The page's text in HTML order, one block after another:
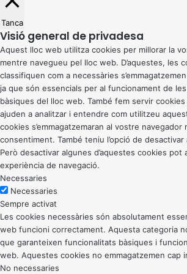
Tanca
Visió general de privadesa
Aquest lloc web utilitza cookies per millorar la
mentre navegueu pel lloc web. D’aquestes, les
classifiquen com a necessàries
ja que són essencials per al funcionament de
bàsiques del lloc web. També fem servir
ajuden a analitzar i entendre com utilitzeu
cookies s’emmagatzemaran al vostre navegador
consentiment. També teniu l’opció de
Però desactivar algunes d’aquestes cookies pot
experiència de navegació.
Necessaries
Necessaries
Sempre activat
Les cookies necessàries són absolutament
web funcioni correctament. Aquesta categoria
que garanteixen funcionalitats bàsiques i
web. Aquestes cookies no emmagatzemen cap
No necessaries